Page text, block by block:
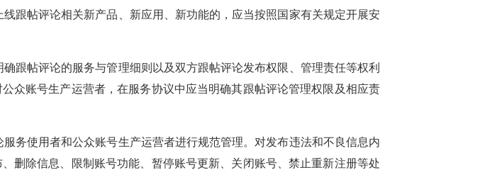
跟帖评论相关新产品、新应用、新功能的，应当按照国家有关规定开展安
跟帖评论的服务与管理细则以及双方跟帖评论发布权限、管理责任等权利
众账号生产运营者，在服务协议中应当明确其跟帖评论管理权限及相应责
务使用者和公众账号生产运营者进行规范管理。对发布违法和不良信息内
删除信息、限制账号功能、暂停账号更新、关闭账号、禁止重新注册等处